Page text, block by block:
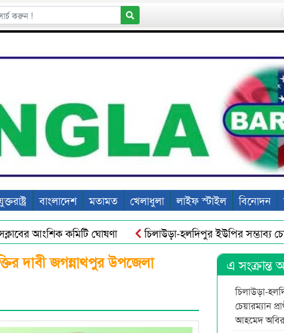
বাংলাদেশ মতামত খেলাধুলা লাইফ স্টাইল বিনোদন
আংশিক কমিটি ঘোষণা
চিলাউড়া-হলদিপুর ইউপির সম্ভাব্য
ছাত্রলীগের ৩ নেতা কারাগারে জগন্নাথপুরে নৌকা ডুবিতে
দাবী জগন্নাথপুর উপজেলা
এ
চিলাউড়া-
চেয়ারম্যান
আহমেদ